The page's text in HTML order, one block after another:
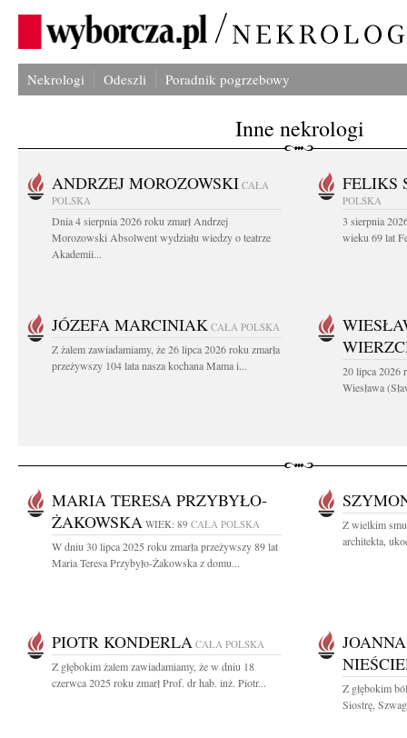
Nekrologi Odeszli Poradnik pogrzebowy
Inne nekrologi
ANDRZEJ MOROZOWSKI CAŁA
POLSKA
Dnia 4 sierpnia 2026 roku zmarł Andrzej
Morozowski Absolwent wydziału wiedzy o teatrze
Akademii...
FELIKS
POLSKA
3 sierpnia
wieku 69 lat
JÓZEFA MARCINIAK CAŁA POLSKA
Z żalem zawiadamiamy, że 26 lipca 2026 roku zmarła
przeżywszy 104 lata nasza kochana Mama i...
20 lipca 2026
Wiesława
MARIA TERESA PRZYBYŁO-
ŻAKOWSKA WIEK: 89 CAŁA POLSKA
W dniu 30 lipca 2025 roku zmarła przeżywszy 89 lat
Maria Teresa Przybyło-Żakowska z domu...
Z wielkim
architekta,
PIOTR KONDERLA CAŁA POLSKA
Z głębokim żalem zawiadamiamy, że w dniu 18
czerwca 2025 roku zmarł Prof. dr hab. inż. Piotr...
Z głębokim
Siostrę,